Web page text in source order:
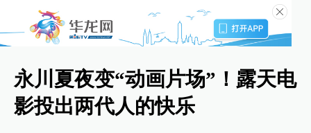
永川夏夜变“动画片场”！露天电
影投出两代人的快乐